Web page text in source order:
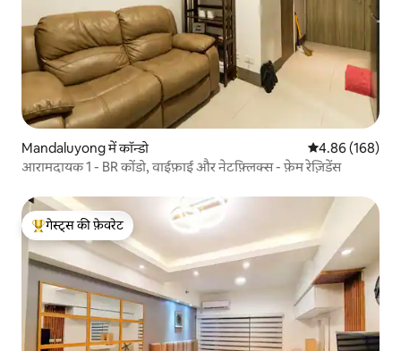
Mandaluyong में कॉन्डो औसत रेटिंग 5 में से
4.86 (168)
आरामदायक 1 - BR कोंडो, वाईफ़ाई और नेटफ़्लिक्स - फ़ेम रेज़िडेंस
गेस्ट्स का टॉप फ़ेवरेट
गेस्ट्स की फ़ेवरेट